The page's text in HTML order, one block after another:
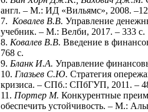
англ. – М.: ИД «Вильямс», 2008.
7. Ковалев В.В. Управление
учебник. – М.: Велби, 2017. – 333 с.
8. Ковалев В.В. Введение в
768 с.
9. Бланк И.А. Управление
10. Глазьев С.Ю. Стратегия
кризиса. – СПб.: СПбГУП, 2011. –
11. Портер М. Конкурентные
обеспечить устойчивость. – М.: